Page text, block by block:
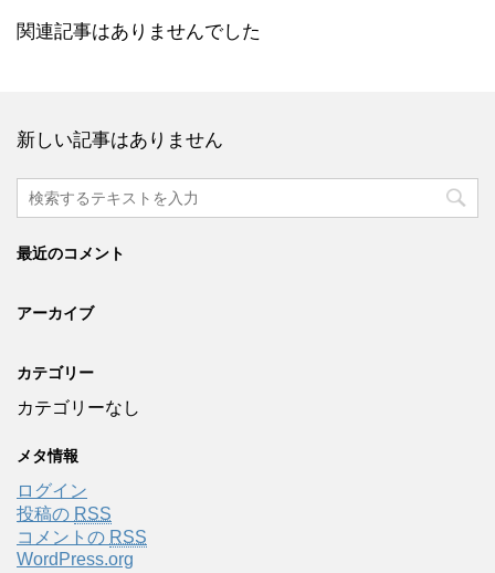
関連記事はありませんでした
新しい記事はありません
最近のコメント
アーカイブ
カテゴリー
カテゴリーなし
メタ情報
ログイン
投稿の RSS
コメントの RSS
WordPress.org